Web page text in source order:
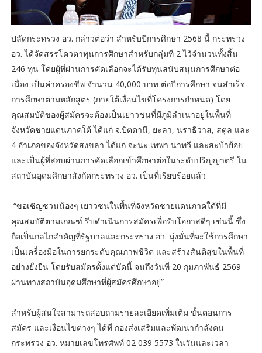
ปลัดกระทรวง อว. กล่าวต่อว่า สำหรับปีการศึกษา 2568 นี้ กระทรวง
อว. ได้จัดสรรโควตาทุนการศึกษาสำหรับกลุ่มที่ 2 ไว้จำนวนทั้งสิ้น
246 ทุน โดยผู้ที่ผ่านการคัดเลือกจะได้รับทุนสนับสนุนการศึกษาต่อ
เนื่อง เป็นค่าครองชีพ จำนวน 40,000 บาท ต่อปีการศึกษา จนสำเร็จ
การศึกษาตามหลักสูตร (ภายใต้เงื่อนไขที่โครงการกำหนด) โดย
คุณสมบัติของผู้สมัครจะต้องเป็นเยาวชนที่มีภูมิลำเนาอยู่ในพื้นที่
จังหวัดชายแดนภาคใต้ ได้แก่ จ.ปัตตานี, ยะลา, นราธิวาส, สตูล และ
4 อำเภอของจังหวัดสงขลา ได้แก่ จะนะ เทพา นาทวี และสะบ้าย้อย
และเป็นผู้ที่สอบผ่านการคัดเลือกเข้าศึกษาต่อในระดับปริญญาตรี ใน
สถาบันอุดมศึกษาสังกัดกระทรวง อว. เป็นที่เรียบร้อยแล้ว
“ขอเชิญชวนน้องๆ เยาวชนในพื้นที่จังหวัดชายแดนภาคใต้ที่มี
คุณสมบัติตามเกณฑ์ รีบดำเนินการสมัครเพื่อรับโอกาสดีๆ เช่นนี้ ซึ่ง
ถือเป็นกลไกสำคัญที่รัฐบาลและกระทรวง อว. มุ่งมั่นที่จะใช้การศึกษา
เป็นเครื่องมือในการยกระดับคุณภาพชีวิต และสร้างสันติสุขในพื้นที่
อย่างยั่งยืน โดยรับสมัครตั้งแต่บัดนี้ จนถึงวันที่ 20 กุมภาพันธ์ 2569
ผ่านทางสถาบันอุดมศึกษาที่ผู้สมัครศึกษาอยู่”
สำหรับผู้สนใจสามารถสอบถามรายละเอียดเพิ่มเติม ขั้นตอนการ
สมัคร และเงื่อนไขต่างๆ ได้ที่ กองส่งเสริมและพัฒนากำลังคน
กระทรวง อว. หมายเลขโทรศัพท์ 02 039 5573 ในวันและเวลา